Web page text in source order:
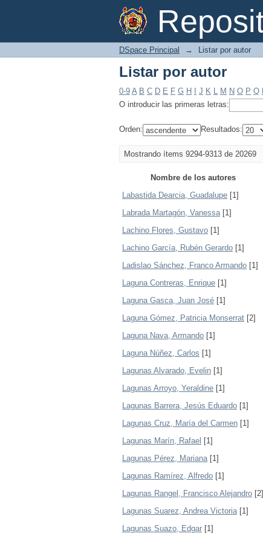
Listar por autor
DSpace Principal → Listar por autor
Listar por autor
0-9 A B C D E F G H J K L M N O P Q
O introducir las primeras letras:
Orden: Resultados:
Mostrando ítems 9294-9313 de 20269
Nombre de los autores
Labastida Dearcia, Guadalupe [1]
Labrada Martagón, Vanessa[1]
Lachino Flores, Gustavo [1]
Lachino García, Rubén Gerardo [1]
Ladislao Sánchez, Franco Armando [1]
Laguna Contreras, Enrique [1]
Laguna Gasca, Juan José [1]
Laguna Gómez, Patricia Monserrat [2]
Laguna Nava, Armando [1]
Laguna Núñez, Carlos [1]
Lagunas Alvarado, Evelin [1]
Lagunas Arroyo, Yeraldine [1]
Lagunas Barrera, Jesús Eduardo [1]
Lagunas Cruz, María del Carmen [1]
Lagunas Marín, Rafael [1]
Lagunas Pérez, Mariana[1]
Lagunas Ramírez, Alfredo [1]
Lagunas Rangel, Francisco Alejandro [2]
Lagunas Suarez, Andrea Victoria[1]
Lagunas Suazo, Edgar [1]